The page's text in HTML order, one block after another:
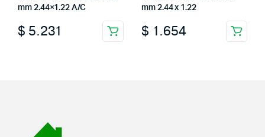
mm 2.44×1.22 A/C
$ 5.231
mm 2.44 x 1.22
$ 1.654